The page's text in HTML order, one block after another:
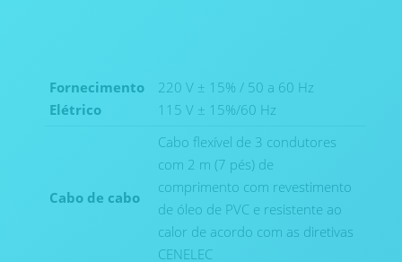
Fornecimento
Elétrico
220 V ± 15% / 50 a 60 Hz
115 V ± 15%/60 Hz
Cabo de cabo
Cabo flexível de 3 condutores
com 2 m (7 pés) de
comprimento com revestimento
de óleo de PVC e resistente ao
calor de acordo com as diretivas
CENELEC